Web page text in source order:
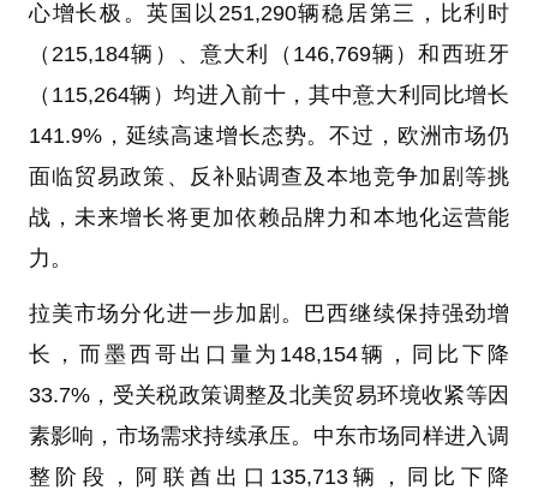
心增长极。英国以251,290辆稳居第三，比利时
（215,184辆）、意大利（146,769辆）和西班牙
（115,264辆）均进入前十，其中意大利同比增长
141.9%，延续高速增长态势。不过，欧洲市场仍
面临贸易政策、反补贴调查及本地竞争加剧等挑
战，未来增长将更加依赖品牌力和本地化运营能
力。
拉美市场分化进一步加剧。巴西继续保持强劲增
长，而墨西哥出口量为148,154辆，同比下降
33.7%，受关税政策调整及北美贸易环境收紧等因
素影响，市场需求持续承压。中东市场同样进入调
整阶段，阿联酋出口135,713辆，同比下降